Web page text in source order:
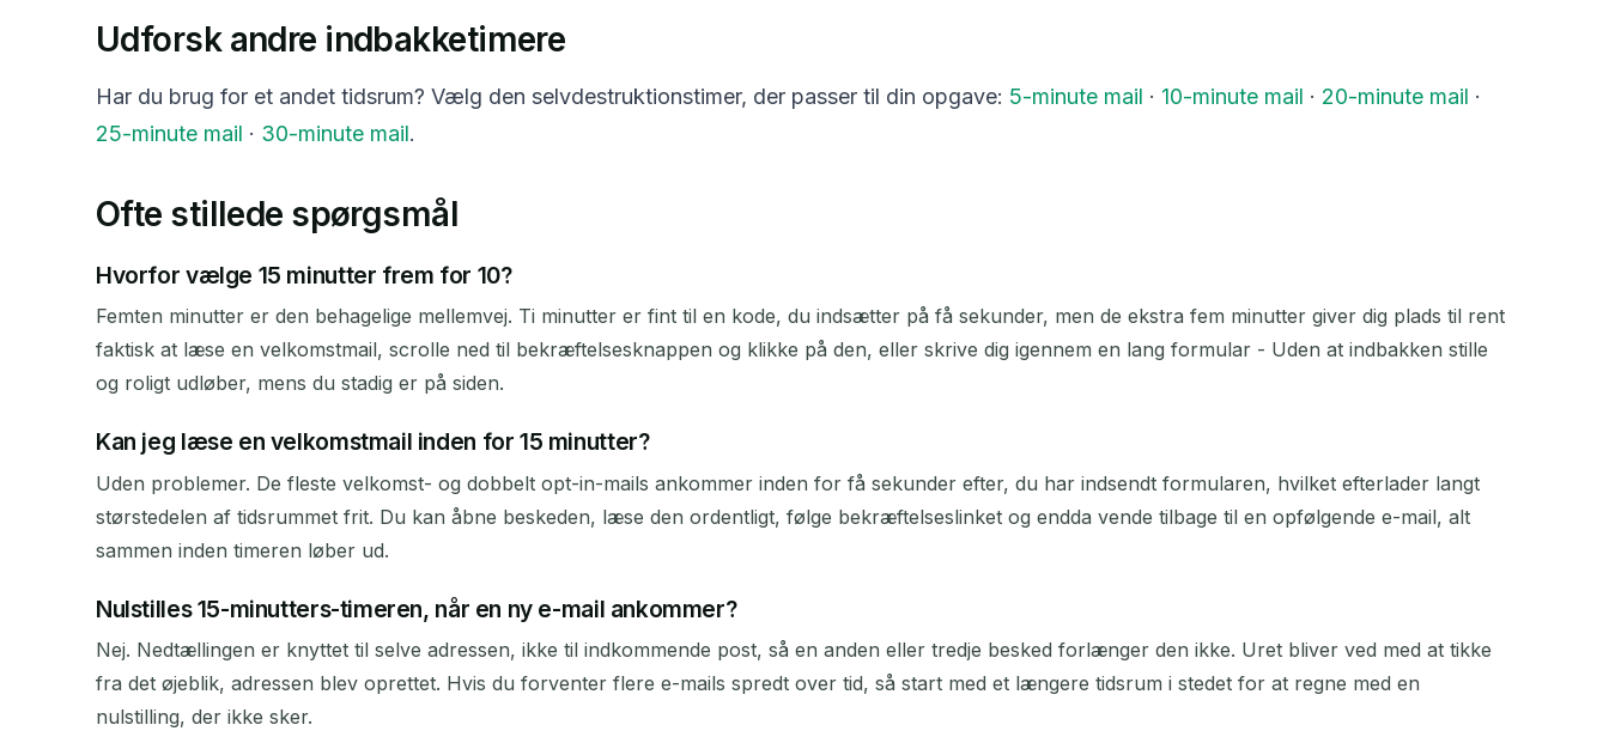
Udforsk andre indbakketimere
Har du brug for et andet tidsrum? Vælg den selvdestruktionstimer, der passer til din opgave: 5-minute mail · 10-minute mail · 20-minute mail ·
25-minute mail · 30-minute mail.
Ofte stillede spørgsmål
Hvorfor vælge 15 minutter frem for 10?
Femten minutter er den behagelige mellemvej. Ti minutter er fint til en kode, du indsætter på få sekunder, men de ekstra fem minutter giver dig plads til rent
faktisk at læse en velkomstmail, scrolle ned til bekræftelsesknappen og klikke på den, eller skrive dig igennem en lang formular - Uden at indbakken stille
og roligt udløber, mens du stadig er på siden.
Kan jeg læse en velkomstmail inden for 15 minutter?
Uden problemer. De fleste velkomst- og dobbelt opt-in-mails ankommer inden for få sekunder efter, du har indsendt formularen, hvilket efterlader langt
størstedelen af tidsrummet frit. Du kan åbne beskeden, læse den ordentligt, følge bekræftelseslinket og endda vende tilbage til en opfølgende e-mail, alt
sammen inden timeren løber ud.
Nulstilles 15-minutters-timeren, når en ny e-mail ankommer?
Nej. Nedtællingen er knyttet til selve adressen, ikke til indkommende post, så en anden eller tredje besked forlænger den ikke. Uret bliver ved med at tikke
fra det øjeblik, adressen blev oprettet. Hvis du forventer flere e-mails spredt over tid, så start med et længere tidsrum i stedet for at regne med en
nulstilling, der ikke sker.